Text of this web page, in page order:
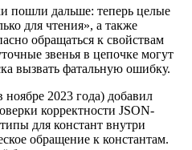
пошли дальше: теперь целые
для чтения», а также
обращаться к свойствам
звенья в цепочке могут
вызвать фатальную ошибку.
2023 года) добавил
корректности JSON-
для констант внутри
обращение к константам.